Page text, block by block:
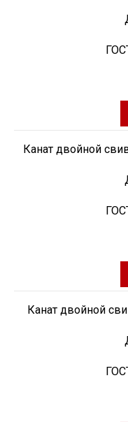
Канат двойной
Канат двойной